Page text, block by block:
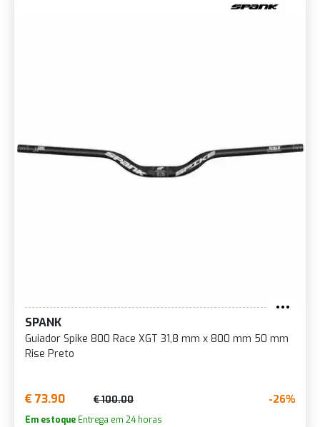
SPANK
Guiador Spike 800 Race XGT 31,8 mm x 800 mm 50 mm
Rise Preto
€ 73.90 € 100.00 -26%
Em estoque Entrega em 24 horas